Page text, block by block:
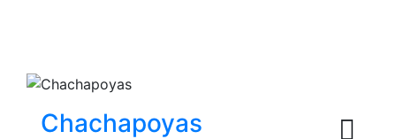
Chachapoyas